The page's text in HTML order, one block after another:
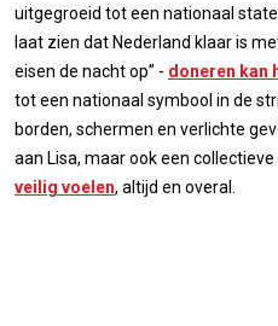
uitgegroeid tot een nationaal
laat zien dat Nederland klaar is
eisen de nacht op” - doneren kan
tot een nationaal symbool in de
borden, schermen en verlichte
aan Lisa, maar ook een
veilig voelen, altijd en overal.